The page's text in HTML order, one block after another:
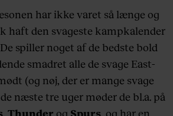
har ikke varet så længe og
haft den svageste kampkalender
spiller noget af de bedste bold
smadret alle de svage East-
(og nøj, der er mange svage
næste tre uger møder de bl.a. på
, Thunder og Spurs, og har en